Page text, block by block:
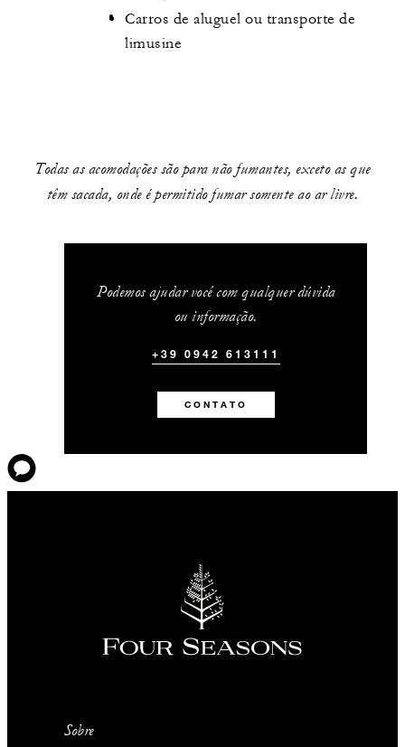
Carros de aluguel ou transporte de
limusine
Todas as acomodações são para não fumantes, exceto as que
têm sacada, onde é permitido fumar somente ao ar livre.
Podemos ajudar você com qualquer dúvida
ou informação.
+39 0942 613111
CONTATO
Sobre